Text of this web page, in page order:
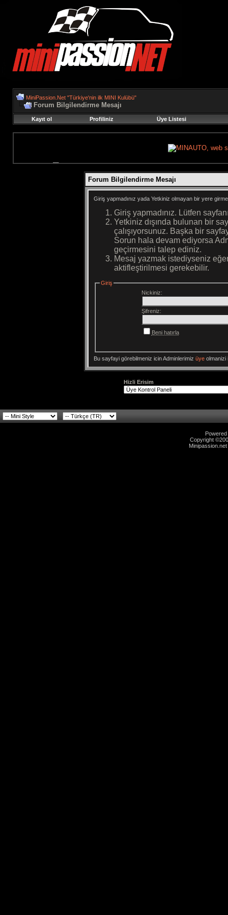
MiniPassion.Net "Türkiye'nin ilk MINI Kulübü"
Forum Bilgilendirme Mesajı
Kayıt ol Profiliniz Üye Listesi
Forum Bilgilendirme Mesajı
Giriş yapmadınız yada Yetkiniz olmayan bir yere
Giriş yapmadınız. Lütfen
Yetkiniz dışında bulunan bir
çalışıyorsunuz. Başka bir
Sorun hala devam ediyorsa
geçirmesini talep ediniz.
Mesaj yazmak istediyseniz
aktifleştirilmesi gerekebilir.
Giriş
Nickiniz:
Şifreniz:
Beni hatırla
Bu sayfayi görebilmeniz icin Adminlerimiz üyeolmanizi
Hizli Erisim
Copyright